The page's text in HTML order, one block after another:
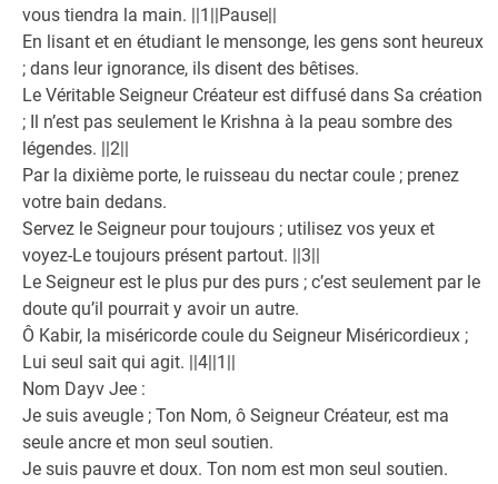
vous tiendra la main. ||1||Pause||
En lisant et en étudiant le mensonge, les gens sont heureux
; dans leur ignorance, ils disent des bêtises.
Le Véritable Seigneur Créateur est diffusé dans Sa création
; Il n’est pas seulement le Krishna à la peau sombre des
légendes. ||2||
Par la dixième porte, le ruisseau du nectar coule ; prenez
votre bain dedans.
Servez le Seigneur pour toujours ; utilisez vos yeux et
voyez-Le toujours présent partout. ||3||
Le Seigneur est le plus pur des purs ; c’est seulement par le
doute qu’il pourrait y avoir un autre.
Ô Kabir, la miséricorde coule du Seigneur Miséricordieux ;
Lui seul sait qui agit. ||4||1||
Nom Dayv Jee :
Je suis aveugle ; Ton Nom, ô Seigneur Créateur, est ma
seule ancre et mon seul soutien.
Je suis pauvre et doux. Ton nom est mon seul soutien.